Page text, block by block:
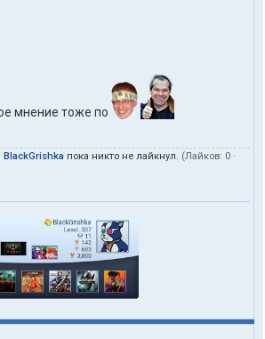
мнение тоже по
BlackGrishka пока никто не лайкнул. (Лайков: 0 ·